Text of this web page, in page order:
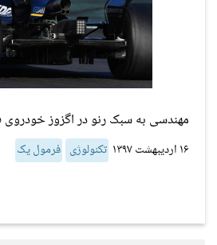
مهندسی به سبک رنو در اگزوز خودروی
۱۶ اردیبهشت ۱۳۹۷ تکنولوژی فرمول یک